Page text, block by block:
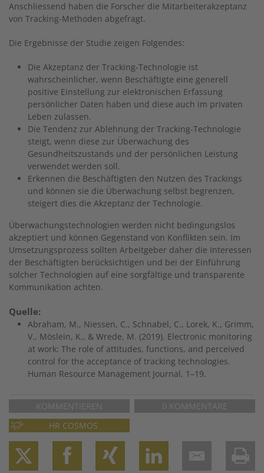
Anschliessend haben die Forscher die Mitarbeiterakzeptanz
von Tracking-Methoden abgefragt.
Die Ergebnisse der Studie zeigen Folgendes:
Die Akzeptanz der Tracking-Technologie ist
wahrscheinlicher, wenn Beschäftigte eine generell
positive Einstellung zur elektronischen Erfassung
persönlicher Daten haben und diese auch im privaten
Leben zulassen.
Die Tendenz zur Ablehnung der Tracking-Technologie
steigt, wenn diese zur Überwachung des
Gesundheitszustands und der persönlichen Leistung
verwendet werden soll.
Erkennen die Beschäftigten den Nutzen des Trackings
und können sie die Überwachung selbst begrenzen,
steigert dies die Akzeptanz der Technologie.
Überwachungstechnologien werden nicht bedingungslos
akzeptiert und können Gegenstand von Konflikten sein. Im
Umsetzungsprozess sollten Arbeitgeber daher die Interessen
der Beschäftigten berücksichtigen und bei der Einführung
solcher Technologien auf eine sorgfältige und transparente
Kommunikation achten.
Quelle:
Abraham, M., Niessen, C., Schnabel, C., Lorek, K., Grimm,
V., Möslein, K., & Wrede, M. (2019). Electronic monitoring
at work: The role of attitudes, functions, and perceived
control for the acceptance of tracking technologies.
Human Resource Management Journal, 1–19.
KOMMENTIEREN
0 KOMMENTARE
HR COSMOS